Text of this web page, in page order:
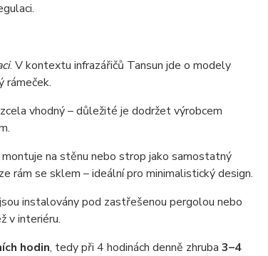
. V kontextu infrazářičů Tansun jde o modely
rámeček.
vhodný – důležité je dodržet výrobcem
na stěnu nebo strop jako samostatný
rám se sklem – ideální pro minimalistický design.
instalovány pod zastřešenou pergolou nebo
v interiéru.
hodin, tedy při 4 hodinách denně zhruba 3–4